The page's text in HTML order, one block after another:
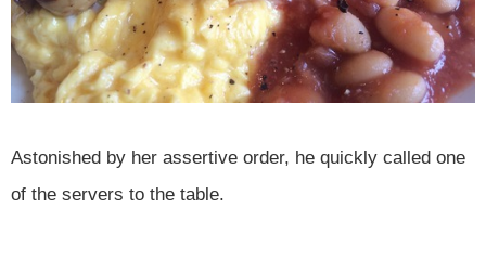
Astonished by her assertive order, he quickly called one
of the servers to the table.